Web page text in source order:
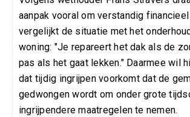
aanpak vooral om verstandig
vergelijkt de situatie met het
woning: "Je repareert het dak als de
pas als het gaat lekken." Daarmee wil
dat tijdig ingrijpen voorkomt dat de
gedwongen wordt om onder grote
ingrijpendere maatregelen te nemen.